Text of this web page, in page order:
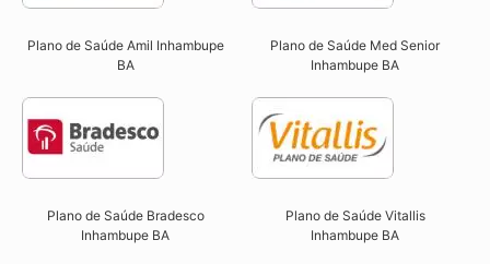
Plano de Saúde Amil Inhambupe
BA
Plano de Saúde Med Senior
Inhambupe BA
Plano de Saúde Bradesco
Inhambupe BA
Plano de Saúde Vitallis
Inhambupe BA